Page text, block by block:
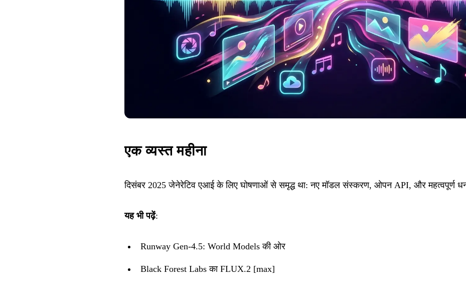
एक व्यस्त महीना
दिसंबर 2025 जेनेरेटिव एआई के लिए घोषणाओं से समृद्ध था: नए मॉडल संस्करण, ओपन API, और महत्वपूर्ण
यह भी पढ़ें:
Runway Gen-4.5: World Models की ओर
Black Forest Labs का FLUX.2 [max]